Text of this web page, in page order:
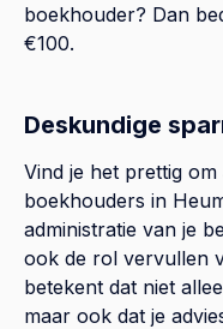
boekhouder? Dan
€100.
Deskundige
Vind je het prettig
boekhouders in
administratie van je
ook de rol vervullen
betekent dat niet
maar ook dat je